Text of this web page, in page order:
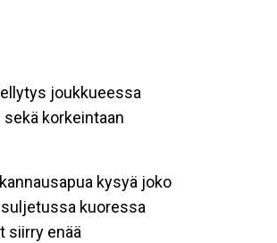
joukkueessa
korkeintaan
kysyä joko
kuoressa
siirry enää